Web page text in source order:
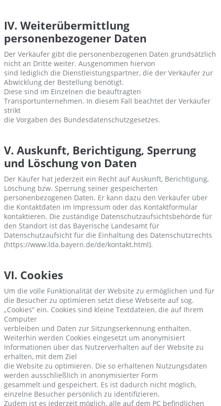
IV. Weiterübermittlung
personenbezogener Daten
Der Verkäufer gibt die personenbezogenen Daten grundsätzlich
nicht an Dritte weiter. Ausgenommen hiervon
sind lediglich die Dienstleistungspartner, die der Verkäufer zur
Abwicklung der Bestellung benötigt.
Diese sind im Einzelnen die beauftragten
Transportunternehmen. In diesem Fall beachtet der Verkäufer
strikt
die Vorgaben des Bundesdatenschutzgesetzes.
V. Auskunft, Berichtigung, Sperrung
und Löschung von Daten
Der Käufer hat jederzeit ein Recht auf Auskunft, Berichtigung,
Löschung bzw. Sperrung seiner gespeicherten
personenbezogenen Daten. Er kann dazu den Verkäufer über
die Kontaktdaten im Impressum oder das Kontaktformular
kontaktieren. Die zuständige Datenschutzaufsichtsbehörde für
den Standort ist das Bayerische Landesamt für
Datenschutzaufsicht für die Einhaltung des Datenschutzrechts
(https://www.lda.bayern.de/de/kontakt.html).
VI. Cookies
Um die volle Funktionalität der Website zu ermöglichen und für
die Besucher zu optimieren setzt diese Webseite auf sog.
„Cookies“ ein. Cookies sind kleine Textdateien, die auf Ihrem
Computer
verbleiben und Daten zur Sitzungserkennung enthalten.
Weiterhin werden Cookies eingesetzt um anonymisiert
Informationen über das Nutzerverhalten auf der Website zu
erhalten, mit dem Ziel
die Website zu optimieren. Die so erhaltenen Nutzungsdaten
werden ausschließlich in anonymisierter Form
gesammelt und gespeichert. Es ist dadurch nicht möglich,
einzelne Besucher persönlich zu identifizieren.
Zudem ist es jederzeit möglich, alle auf dem PC befindlichen